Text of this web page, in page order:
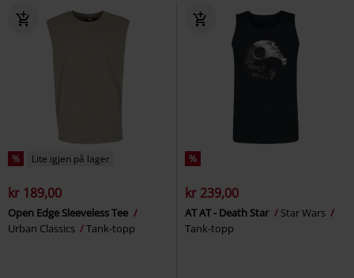
% Lite igjen på lager
kr 189,00
Open Edge Sleeveless Tee
Urban Classics
Tank-topp
%
kr 239,00
AT AT - Death Star
Star Wars
Tank-topp